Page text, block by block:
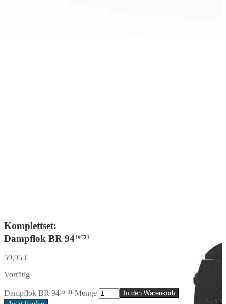
Komplettset:
Dampflok BR 94¹⁹⁻²¹
59,95 €
Vorrätig
Dampflok BR 94¹⁹⁻²¹ Menge
In den Warenkorb